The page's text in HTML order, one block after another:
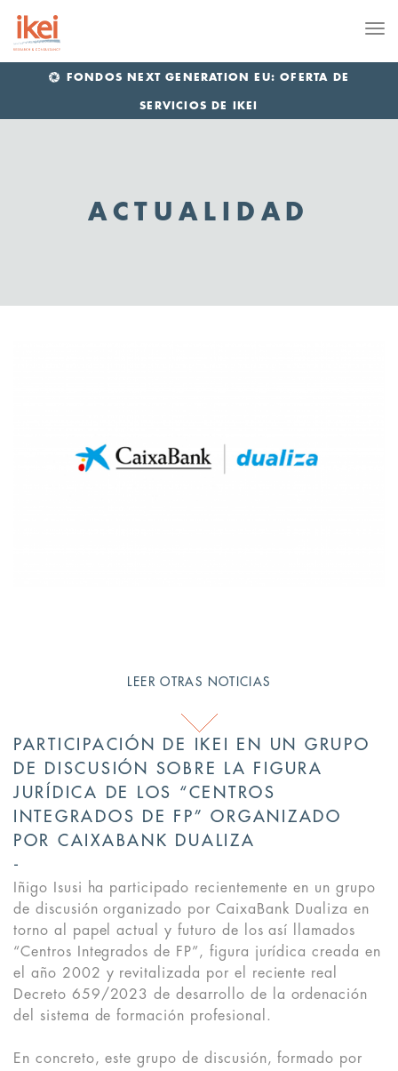
FONDOS NEXT GENERATION EU: OFERTA DE
SERVICIOS DE IKEI
ACTUALIDAD
LEER OTRAS NOTICIAS
PARTICIPACIÓN DE IKEI EN UN GRUPO
DE DISCUSIÓN SOBRE LA FIGURA
JURÍDICA DE LOS “CENTROS
INTEGRADOS DE FP” ORGANIZADO
POR CAIXABANK DUALIZA
Iñigo Isusi ha participado recientemente en un grupo
de discusión organizado por CaixaBank Dualiza en
torno al papel actual y futuro de los así llamados
“Centros Integrados de FP”, figura jurídica creada en
el año 2002 y revitalizada por el reciente real
Decreto 659/2023 de desarrollo de la ordenación
del sistema de formación profesional.
En concreto, este grupo de discusión, formado por